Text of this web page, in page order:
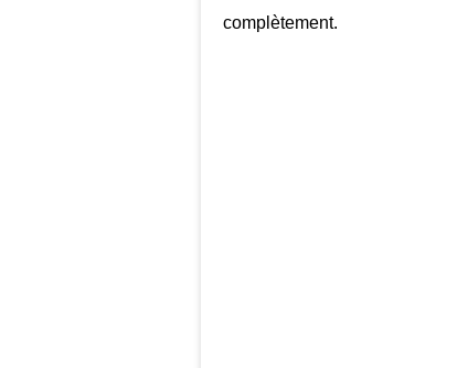
complètement.